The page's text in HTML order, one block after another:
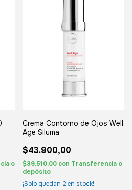
o
Crema Contorno de Ojos Well
Age Siluma
$43.900,00
$39.510,00 con Transferencia o
depósito
¡Solo quedan 2 en stock!